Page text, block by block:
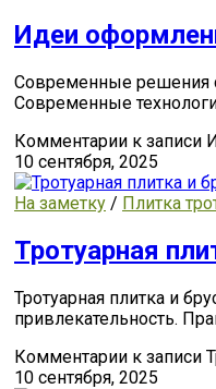
Идеи
Современные решения с
Современные
Комментарии к записи
10 сентября, 2025
На заметку / Плитка
Тротуарная
Тротуарная плитка и
привлекательность.
Комментарии к записи
10 сентября, 2025